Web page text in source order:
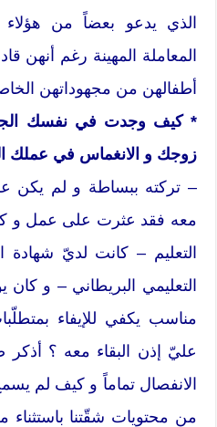
الذي يدعو بعضاً من هؤلاء
المعاملة المهينة رغم أنهن
أطفالهن من مجهوداتهن
* كيف وجدت في نفسك
زوجك و الانغماس في عملك
– تركته ببساطة و لم يكن
معه فقد عثرت على عمل و
التعليمي البريطاني – و
مناسب يكفي للإيفاء
عليّ إذن البقاء معه ؟ أذكر
الانفصال تماماً و كيف لم
من محتويات شقّتنا باستثناء